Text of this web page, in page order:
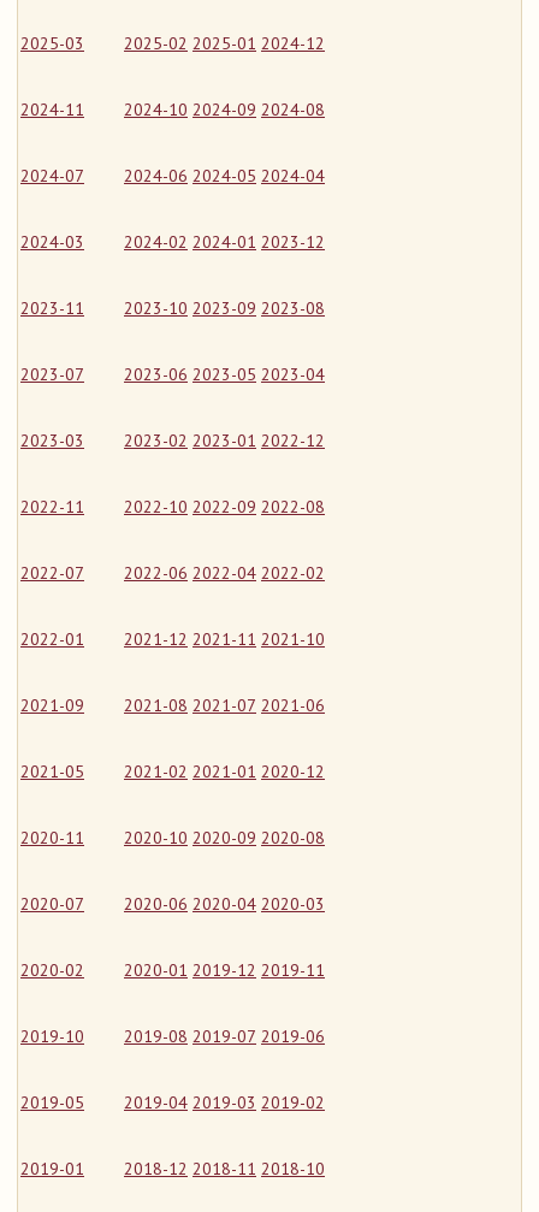
2025-03 2025-02 2025-01 2024-12
2024-11 2024-10 2024-09 2024-08
2024-07 2024-06 2024-05 2024-04
2024-03 2024-02 2024-01 2023-12
2023-11 2023-10 2023-09 2023-08
2023-07 2023-06 2023-05 2023-04
2023-03 2023-02 2023-01 2022-12
2022-11 2022-10 2022-09 2022-08
2022-07 2022-06 2022-04 2022-02
2022-01 2021-12 2021-11 2021-10
2021-09 2021-08 2021-07 2021-06
2021-05 2021-02 2021-01 2020-12
2020-11 2020-10 2020-09 2020-08
2020-07 2020-06 2020-04 2020-03
2020-02 2020-01 2019-12 2019-11
2019-10 2019-08 2019-07 2019-06
2019-05 2019-04 2019-03 2019-02
2019-01 2018-12 2018-11 2018-10